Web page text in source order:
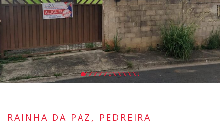
RAINHA DA PAZ, PEDREIRA